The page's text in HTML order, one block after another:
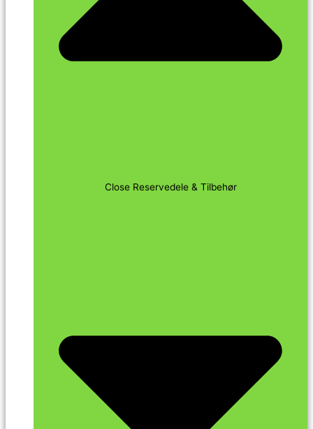
Close Reservedele & Tilbehør